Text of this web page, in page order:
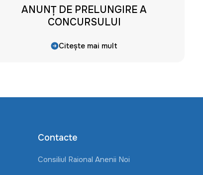
ANUNȚ DE PRELUNGIRE A
CONCURSULUI
Citește mai mult
Contacte
Consiliul Raional Anenii Noi